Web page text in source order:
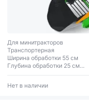
Для минитракторов
Транспортерная
Ширина обработки 55 см
Глубина обработки 25 см
Вес 85 кг
Нет в наличии